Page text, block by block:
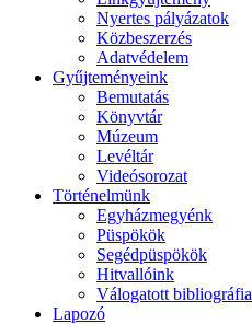
Nyertes pályázatok
Közbeszerzés
Adatvédelem
Gyűjteményeink
Bemutatás
Könyvtár
Múzeum
Levéltár
Videósorozat
Történelmünk
Egyházmegyénk
Püspökök
Segédpüspökök
Hitvallóink
Válogatott bibliográfia
Lapozó